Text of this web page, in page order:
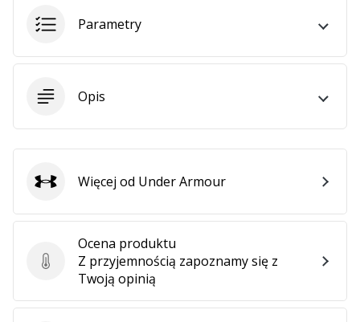
Parametry
Opis
Ocena produktu
Ocena produktu
Z przyjemnością zapoznamy się z
Twoją opinią
Under Armour
Więcej od Under Armour